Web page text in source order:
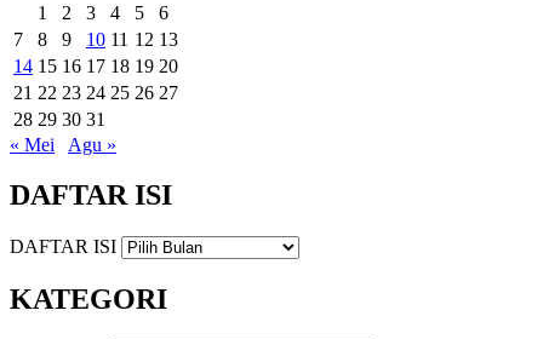
1
2 3 4 5
6
7
8 9 10 11 12 13
14 15 16 17 18 19 20
21 22 23 24 25 26 27
28 29 30 31
« Mei
Agu »
DAFTAR ISI
DAFTAR ISI
KATEGORI